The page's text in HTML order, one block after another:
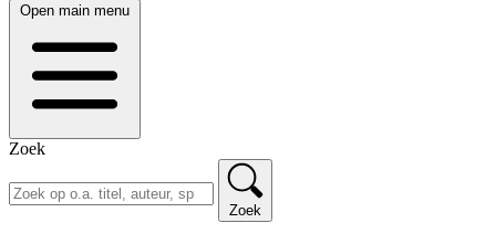
Open main menu
Zoek
Zoek